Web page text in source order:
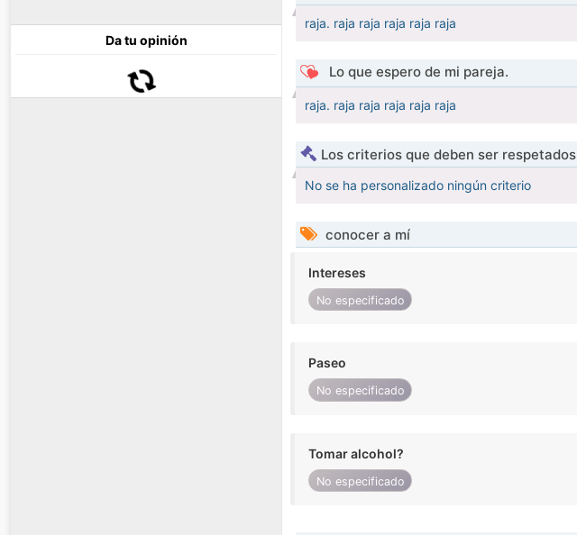
Da tu opinión
raja. raja raja raja raja raja
Lo que espero de mi pareja.
raja. raja raja raja raja raja
Los criterios que deben ser respetados
No se ha personalizado ningún criterio
conocer a mí
Intereses
No especificado
Paseo
No especificado
Tomar alcohol?
No especificado